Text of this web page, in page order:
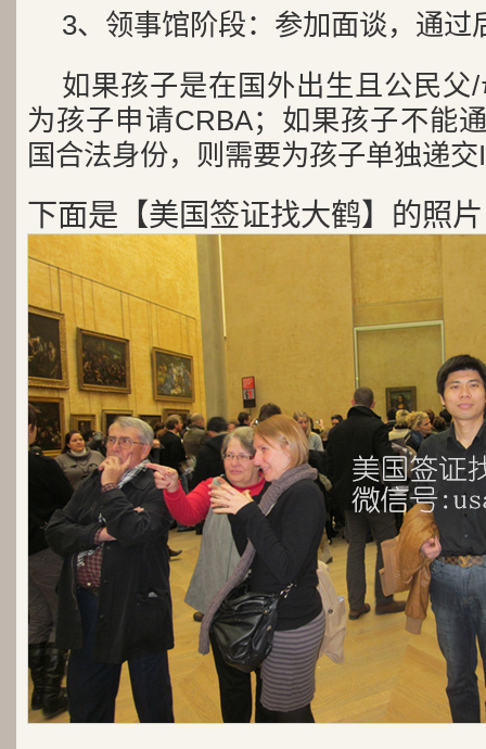
3、领事馆阶段：参加面谈，通过
如果孩子是在国外出生且公民父
为孩子申请CRBA；如果孩子不能
国合法身份，则需要为孩子单独递
下面是【美国签证找大鹤】的照片